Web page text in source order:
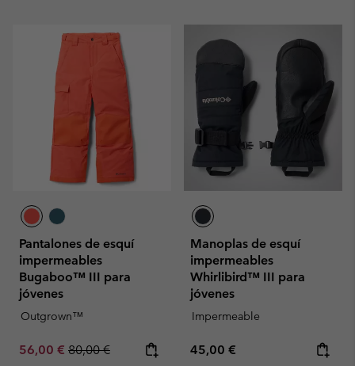
Pantalones de esquí
impermeables
Bugaboo™ III para
jóvenes
Outgrown™
Sale price:
56,00 € Regular price:
80,00 €
Manoplas de esquí
impermeables
Whirlibird™ III para
jóvenes
Impermeable
Regular price:
45,00 €